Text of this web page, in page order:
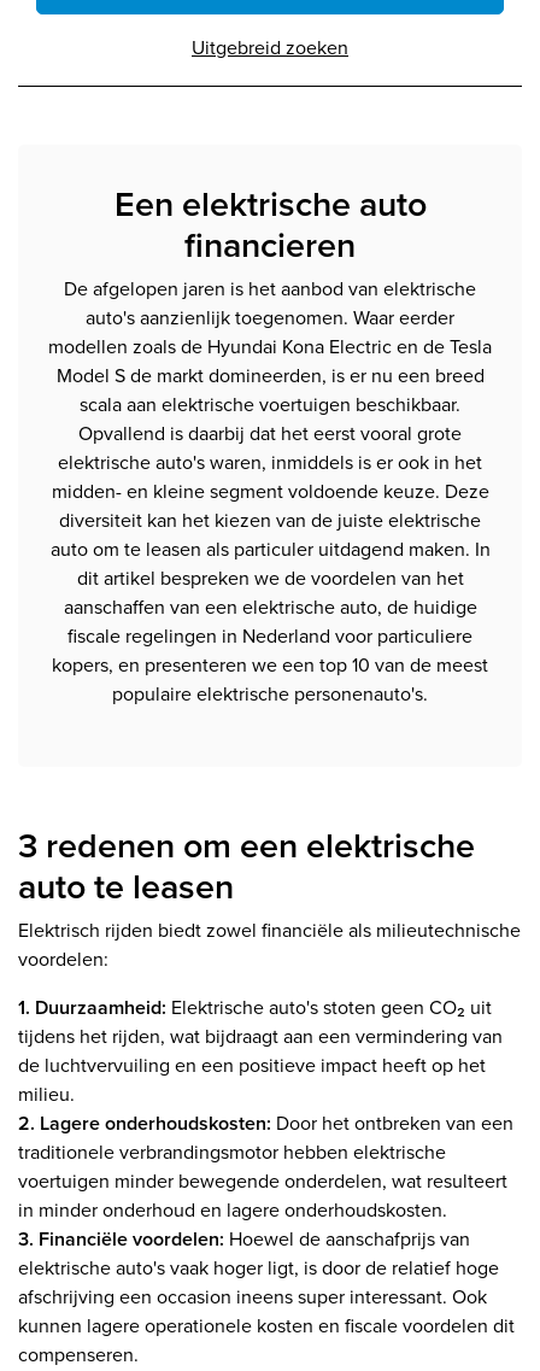
Uitgebreid zoeken
Een elektrische auto
financieren
De afgelopen jaren is het aanbod van elektrische
auto's aanzienlijk toegenomen. Waar eerder
modellen zoals de Hyundai Kona Electric en de Tesla
Model S de markt domineerden, is er nu een breed
scala aan elektrische voertuigen beschikbaar.
Opvallend is daarbij dat het eerst vooral grote
elektrische auto's waren, inmiddels is er ook in het
midden- en kleine segment voldoende keuze. Deze
diversiteit kan het kiezen van de juiste elektrische
auto om te leasen als particuler uitdagend maken. In
dit artikel bespreken we de voordelen van het
aanschaffen van een elektrische auto, de huidige
fiscale regelingen in Nederland voor particuliere
kopers, en presenteren we een top 10 van de meest
populaire elektrische personenauto's.
3 redenen om een elektrische
auto te leasen
Elektrisch rijden biedt zowel financiële als milieutechnische
voordelen:
1. Duurzaamheid: Elektrische auto's stoten geen CO₂ uit
tijdens het rijden, wat bijdraagt aan een vermindering van
de luchtvervuiling en een positieve impact heeft op het
milieu.
2. Lagere onderhoudskosten: Door het ontbreken van een
traditionele verbrandingsmotor hebben elektrische
voertuigen minder bewegende onderdelen, wat resulteert
in minder onderhoud en lagere onderhoudskosten.
3. Financiële voordelen: Hoewel de aanschafprijs van
elektrische auto's vaak hoger ligt, is door de relatief hoge
afschrijving een occasion ineens super interessant. Ook
kunnen lagere operationele kosten en fiscale voordelen dit
compenseren.